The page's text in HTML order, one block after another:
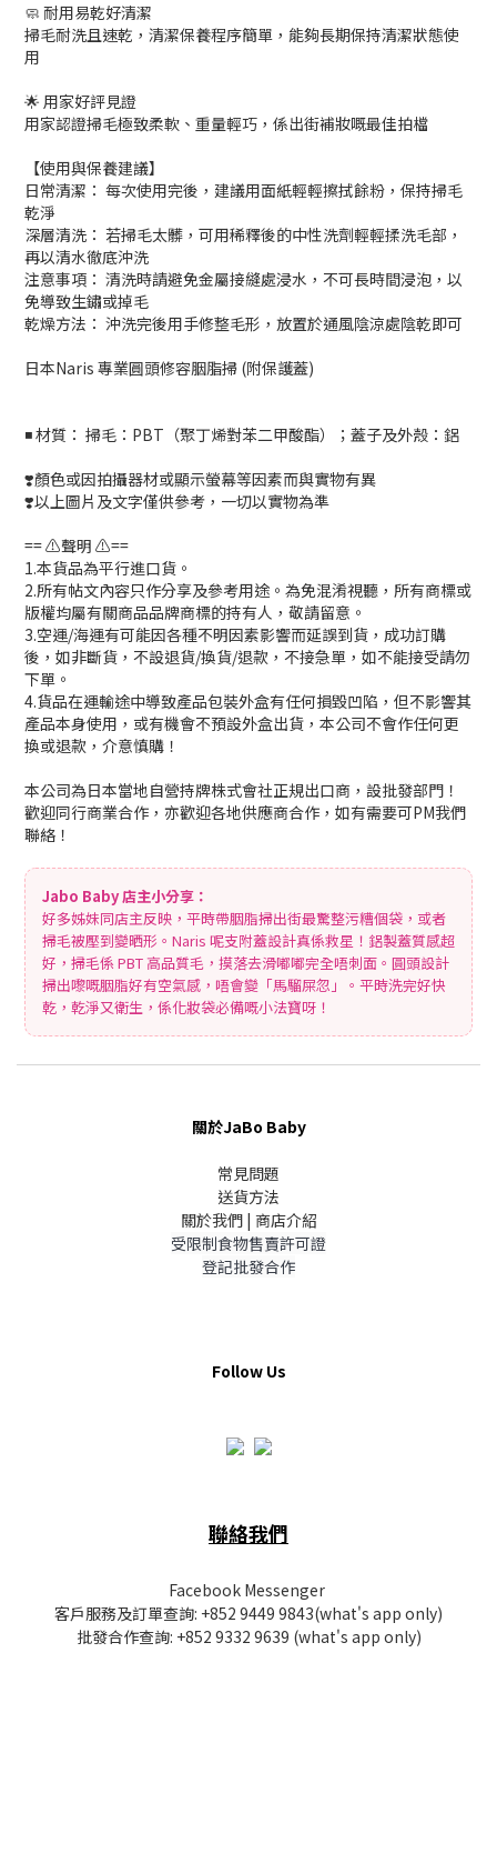
🧼 耐用易乾好清潔
掃毛耐洗且速乾，清潔保養程序簡單，能夠長期保持清潔狀態使
用
🌟 用家好評見證
用家認證掃毛極致柔軟、重量輕巧，係出街補妝嘅最佳拍檔
【使用與保養建議】
日常清潔： 每次使用完後，建議用面紙輕輕擦拭餘粉，保持掃毛
乾淨
深層清洗： 若掃毛太髒，可用稀釋後的中性洗劑輕輕揉洗毛部，
再以清水徹底沖洗
注意事項： 清洗時請避免金屬接縫處浸水，不可長時間浸泡，以
免導致生鏽或掉毛
乾燥方法： 沖洗完後用手修整毛形，放置於通風陰涼處陰乾即可
日本Naris 專業圓頭修容胭脂掃 (附保護蓋)
◾️ 材質： 掃毛：PBT（聚丁烯對苯二甲酸酯）；蓋子及外殼：鋁
❣️顏色或因拍攝器材或顯示螢幕等因素而與實物有異
❣️以上圖片及文字僅供參考，一切以實物為準
== ⚠️聲明 ⚠️==
1.本貨品為平行進口貨。
2.所有帖文內容只作分享及參考用途。為免混淆視聽，所有商標或
版權均屬有關商品品牌商標的持有人，敬請留意。
3.空運/海運有可能因各種不明因素影響而延誤到貨，成功訂購
後，如非斷貨，不設退貨/換貨/退款，不接急單，如不能接受請勿
下單。
4.貨品在運輸途中導致產品包裝外盒有任何損毀凹陷，但不影響其
產品本身使用，或有機會不預設外盒出貨，本公司不會作任何更
換或退款，介意慎購！
本公司為日本當地自營持牌株式會社正規出口商，設批發部門！
歡迎同行商業合作，亦歡迎各地供應商合作，如有需要可PM我們
聯絡！
Jabo Baby 店主小分享：
好多姊妹同店主反映，平時帶胭脂掃出街最驚整污糟個袋，或者
掃毛被壓到變晒形。Naris 呢支附蓋設計真係救星！鋁製蓋質感超
好，掃毛係 PBT 高品質毛，摸落去滑嘟嘟完全唔刺面。圓頭設計
掃出嚟嘅胭脂好有空氣感，唔會變「馬騮屎忽」。平時洗完好快
乾，乾淨又衛生，係化妝袋必備嘅小法寶呀！
關於JaBo Baby
常見問題
送貨方法
關於我們 | 商店介紹
受限制食物售賣許可證
登記批發合作
Follow Us
聯絡我們
Facebook Messenger
客戶服務及訂單查詢: +852 9449 9843(what's app only)
批發合作查詢: +852 9332 9639 (what's app only)